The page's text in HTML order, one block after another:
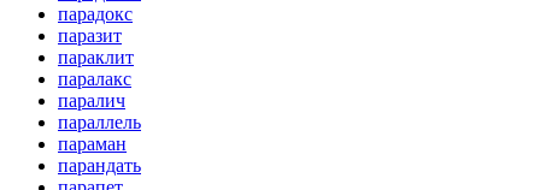
парадокс
паразит
параклит
паралакс
паралич
параллель
параман
парандать